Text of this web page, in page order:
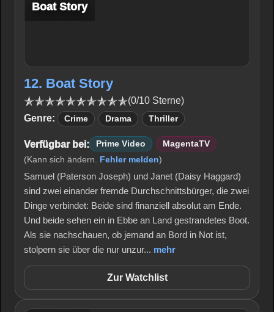
Boat Story
12. Boat Story
(0/10 Sterne)
Genre:
Crime Drama Thriller
Verfügbar bei: Prime Video
MagentaTV
(Kann sich ändern. Fehler melden)
Samuel (Paterson Joseph) und Janet (Daisy Haggard)
sind zwei einander fremde Durchschnittsbürger, die zwei
Dinge verbindet: Beide sind finanziell absolut am Ende.
Und beide sehen ein in Ebbe an Land gestrandetes Boot.
Als sie nachschauen, ob jemand an Bord in Not ist,
stolpern sie über die nur unzur... mehr
Zur Watchlist